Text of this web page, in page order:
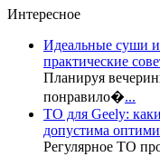
Интересное
Идеальные суши и
практические
Планируя
понравило�...
ТО для Geely:
допустима
Регулярное ТО